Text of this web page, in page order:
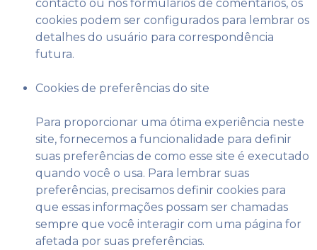
contacto ou nos formulários de comentários, os
cookies podem ser configurados para lembrar os
detalhes do usuário para correspondência
futura.
Cookies de preferências do site
Para proporcionar uma ótima experiência neste
site, fornecemos a funcionalidade para definir
suas preferências de como esse site é executado
quando você o usa. Para lembrar suas
preferências, precisamos definir cookies para
que essas informações possam ser chamadas
sempre que você interagir com uma página for
afetada por suas preferências.